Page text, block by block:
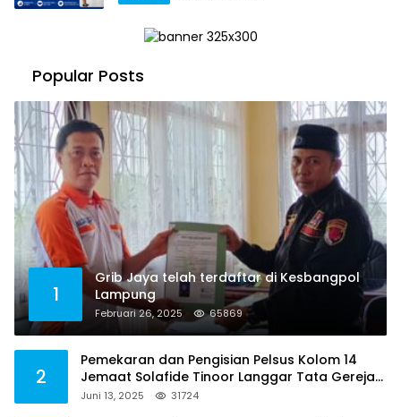
Popular Posts
1
Grib Jaya telah terdaftar di Kesbangpol
Lampung
Februari 26, 2025 65869
2
Pemekaran dan Pengisian Pelsus Kolom 14
Jemaat Solafide Tinoor Langgar Tata Gereja
2021, Toreh : Ini Perbuatan Melawan Hukum
Juni 13, 2025 31724